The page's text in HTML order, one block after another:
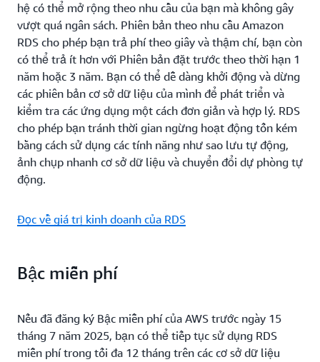
hệ có thể mở rộng theo nhu cầu của bạn mà không gây
vượt quá ngân sách. Phiên bản theo nhu cầu Amazon
RDS cho phép bạn trả phí theo giây và thậm chí, bạn còn
có thể trả ít hơn với Phiên bản đặt trước theo thời hạn 1
năm hoặc 3 năm. Bạn có thể dễ dàng khởi động và dừng
các phiên bản cơ sở dữ liệu của mình để phát triển và
kiểm tra các ứng dụng một cách đơn giản và hợp lý. RDS
cho phép bạn tránh thời gian ngừng hoạt động tốn kém
bằng cách sử dụng các tính năng như sao lưu tự động,
ảnh chụp nhanh cơ sở dữ liệu và chuyển đổi dự phòng tự
động.
Đọc về giá trị kinh doanh của RDS
Bậc miễn phí
Nếu đã đăng ký Bậc miễn phí của AWS trước ngày 15
tháng 7 năm 2025, bạn có thể tiếp tục sử dụng RDS
miễn phí trong tối đa 12 tháng trên các cơ sở dữ liệu